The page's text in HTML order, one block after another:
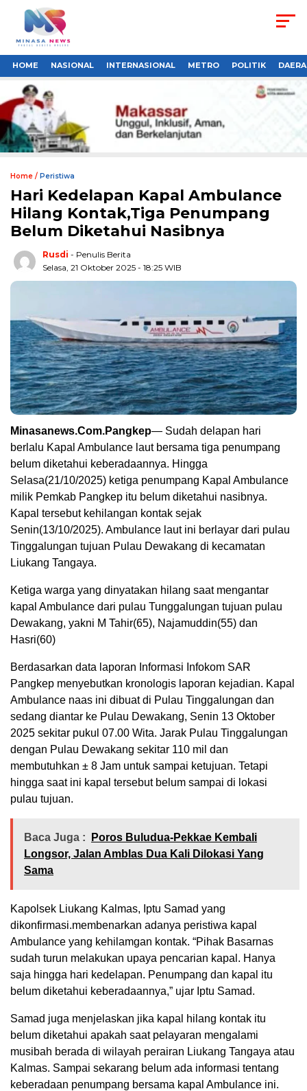
HOME NASIONAL INTERNASIONAL METRO POLITIK
Home / Peristiwa
Hari Kedelapan Kapal Ambulance
Hilang Kontak,Tiga Penumpang
Belum Diketahui Nasibnya
Rusdi - Penulis Berita
Selasa, 21 Oktober 2025 - 18:25 WIB
Minasanews.Com.Pangkep— Sudah delapan hari
berlalu Kapal Ambulance laut bersama tiga penumpang
belum diketahui keberadaannya. Hingga
Selasa(21/10/2025) ketiga penumpang Kapal Ambulance
milik Pemkab Pangkep itu belum diketahui nasibnya.
Kapal tersebut kehilangan kontak sejak
Senin(13/10/2025). Ambulance laut ini berlayar dari pulau
Tinggalungan tujuan Pulau Dewakang di kecamatan
Liukang Tangaya.
Ketiga warga yang dinyatakan hilang saat mengantar
kapal Ambulance dari pulau Tunggalungan tujuan pulau
Dewakang, yakni M Tahir(65), Najamuddin(55) dan
Hasri(60)
Berdasarkan data laporan Informasi Infokom SAR
Pangkep menyebutkan kronologis laporan kejadian. Kapal
Ambulance naas ini dibuat di Pulau Tinggalungan dan
sedang diantar ke Pulau Dewakang, Senin 13 Oktober
2025 sekitar pukul 07.00 Wita. Jarak Pulau Tinggalungan
dengan Pulau Dewakang sekitar 110 mil dan
membutuhkan ± 8 Jam untuk sampai ketujuan. Tetapi
hingga saat ini kapal tersebut belum sampai di lokasi
pulau tujuan.
Baca Juga :
Poros Buludua-Pekkae Kembali
Longsor, Jalan Amblas Dua Kali Dilokasi Yang
Sama
Kapolsek Liukang Kalmas, Iptu Samad yang
dikonfirmasi.membenarkan adanya peristiwa kapal
Ambulance yang kehilamgan kontak. “Pihak Basarnas
sudah turun melakukan upaya pencarian kapal. Hanya
saja hingga hari kedelapan. Penumpang dan kapal itu
belum diketahui keberadaannya,” ujar Iptu Samad.
Samad juga menjelaskan jika kapal hilang kontak itu
belum diketahui apakah saat pelayaran mengalami
musibah berada di wilayah perairan Liukang Tangaya atau
Kalmas. Sampai sekarang belum ada informasi tentang
keberadaan penumpang bersama kapal Ambulance ini.